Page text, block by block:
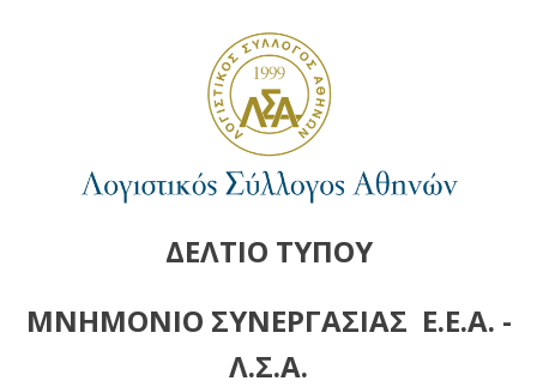
ΔΕΛΤΙΟ ΤΥΠΟΥ
ΜΝΗΜΟΝΙΟ ΣΥΝΕΡΓΑΣΙΑΣ Ε.Ε.Α. -
Λ.Σ.Α.